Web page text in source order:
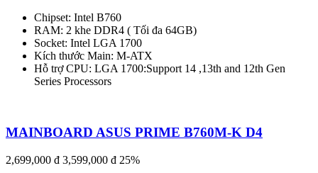
Chipset: Intel B760
RAM: 2 khe DDR4 ( Tối đa 64GB)
Socket: Intel LGA 1700
Kích thước Main: M-ATX
Hỗ trợ CPU: LGA 1700:Support 14 ,13th and 12th Gen
Series Processors
MAINBOARD ASUS PRIME B760M-K D4
2,699,000 đ 3,599,000 đ 25%